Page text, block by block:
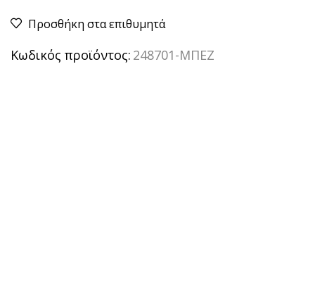
Προσθήκη στα επιθυμητά
Κωδικός προϊόντος: 248701-ΜΠΕΖ